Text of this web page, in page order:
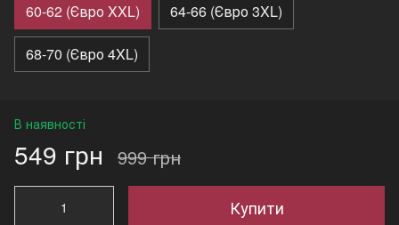
60-62 (Євро XXL) 64-66 (Євро 3XL)
68-70 (Євро 4XL)
В наявності
549 грн 999 грн
Купити